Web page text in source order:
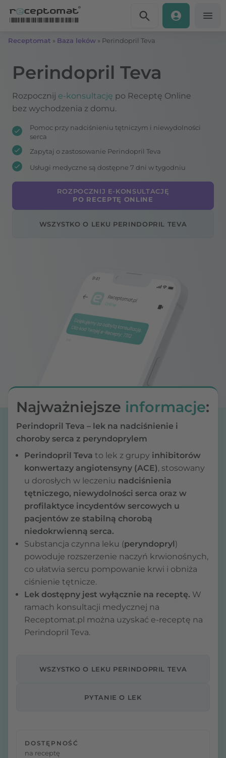
Receptomat » Baza leków » Perindopril Teva
Perindopril Teva
Rozpocznij e-konsultację po Receptę Online
bez wychodzenia z domu.
Pomoc przy nadciśnieniu tętniczym i niewydolności
serca
Zapytaj o zastosowanie Perindopril Teva
Usługi medyczne są dostępne 7 dni w tygodniu
ROZPOCZNIJ E-KONSULTACJĘ
PO RECEPTĘ ONLINE
WSZYSTKO O LEKU PERINDOPRIL TEVA
Najważniejsze informacje:
Perindopril Teva – lek na nadciśnienie i
choroby serca z peryndoprylem
Perindopril Teva to lek z grupy inhibitorów
konwertazy angiotensyny (ACE), stosowany
u dorosłych w leczeniu nadciśnienia
tętniczego, niewydolności serca oraz w
profilaktyce incydentów sercowych u
pacjentów ze stabilną chorobą
niedokrwienną serca.
Substancja czynna leku (peryndopryl )
powoduje rozszerzenie naczyń krwionośnych,
co ułatwia sercu pompowanie krwi i obniża
ciśnienie tętnicze.
Lek dostępny jest wyłącznie na receptę. W
ramach konsultacji medycznej na
Receptomat.pl można uzyskać e-receptę na
Perindopril Teva.
WSZYSTKO O LEKU PERINDOPRIL TEVA
PYTANIE O LEK
DOSTĘPNOŚĆ
na receptę